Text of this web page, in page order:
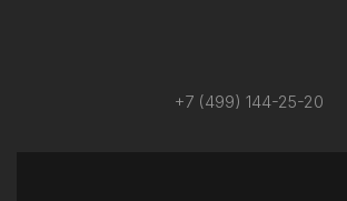
+7 (499) 144-25-20